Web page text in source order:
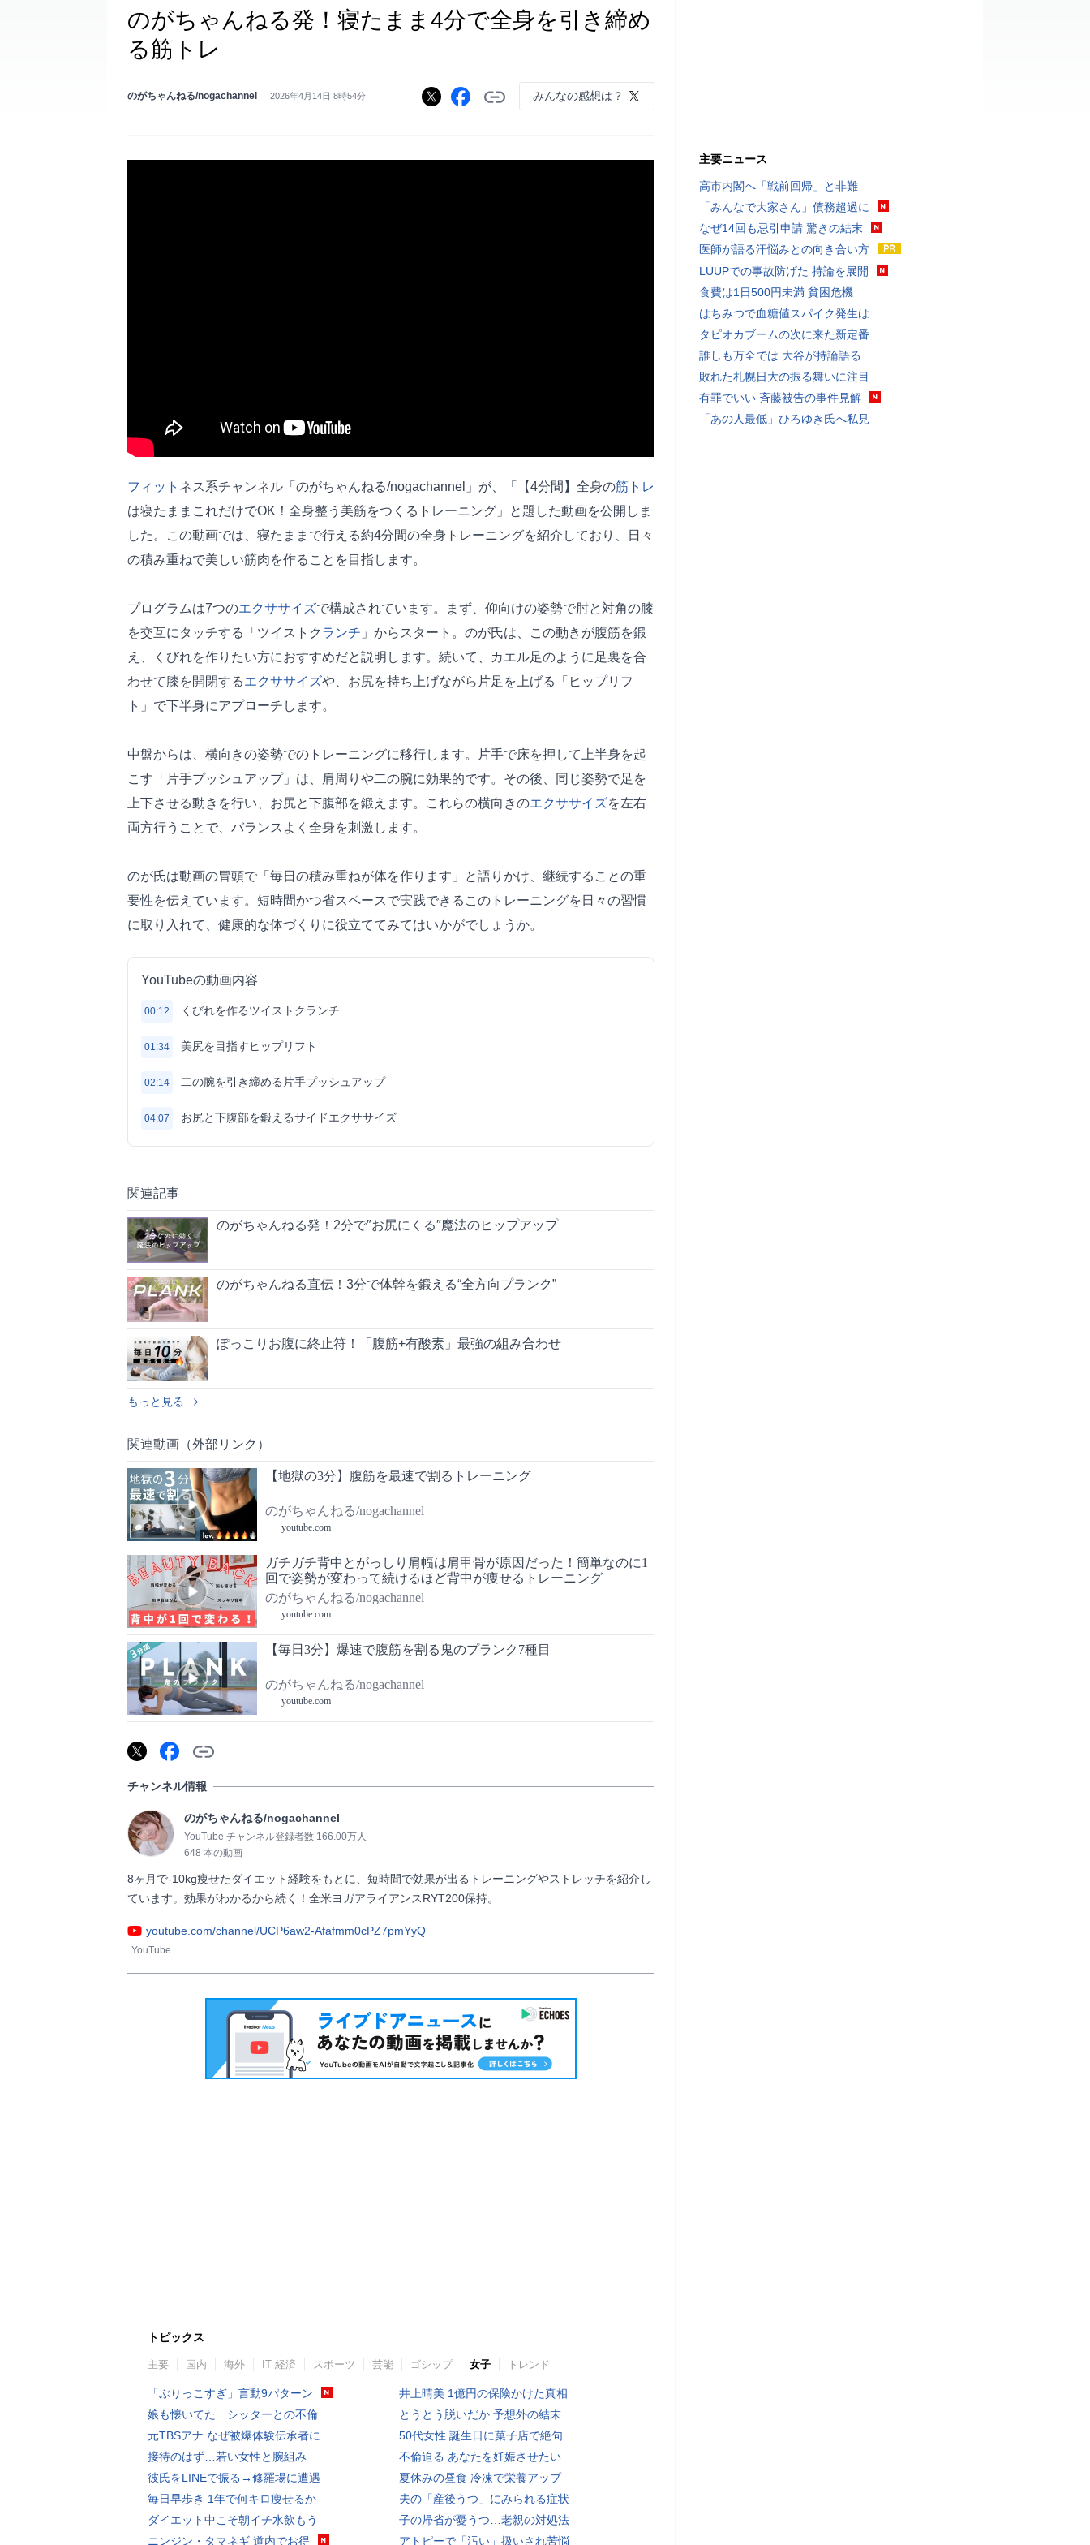
のがちゃんねる発！寝たまま4分で全身を引き締め
る筋トレ
のがちゃんねる/nogachannel 2026年4月14日 8時54分 みんなの感想は？
フィット ネス系チャンネル「のがちゃんねる/nogachannel」が、「【4分間】全身の筋トレ
は寝たままこれだけでOK！全身整う美筋をつくるトレーニング」と題した動画を公開しま
した。この動画では、寝たままで行える約4分間の全身トレーニングを紹介しており、日々
の積み重ねで美しい筋肉を作ることを目指します。
プログラムは7つのエクササイズで構成されています。まず、仰向けの姿勢で肘と対角の膝
を交互にタッチする「ツイストク ランチ 」からスタート。のが氏は、この動きが腹筋を鍛
え、くびれを作りたい方におすすめだと説明します。続いて、カエル足のように足裏を合
わせて膝を開閉するエクササイズや、お尻を持ち上げながら片足を上げる「ヒップリフ
ト」で下半身にアプローチします。
中盤からは、横向きの姿勢でのトレーニングに移行します。片手で床を押して上半身を起
こす「片手プッシュアップ」は、肩周りや二の腕に効果的です。その後、同じ姿勢で足を
上下させる動きを行い、お尻と下腹部を鍛えます。これらの横向きのエクササイズを左右
両方行うことで、バランスよく全身を刺激します。
のが氏は動画の冒頭で「毎日の積み重ねが体を作ります」と語りかけ、継続することの重
要性を伝えています。短時間かつ省スペースで実践できるこのトレーニングを日々の習慣
に取り入れて、健康的な体づくりに役立ててみてはいかがでしょうか。
YouTubeの動画内容
00:12 くびれを作るツイストクランチ
01:34 美尻を目指すヒップリフト
02:14 二の腕を引き締める片手プッシュアップ
04:07 お尻と下腹部を鍛えるサイドエクササイズ
関連記事
のがちゃんねる発！2分で″お尻にくる″魔法のヒップアップ
のがちゃんねる直伝！3分で体幹を鍛える“全方向プランク”
ぽっこりお腹に終止符！「腹筋+有酸素」最強の組み合わせ
もっと見る
関連動画（外部リンク）
【地獄の3分】腹筋を最速で割るトレーニング
のがちゃんねる/nogachannel
youtube.com
ガチガチ背中とがっしり肩幅は肩甲骨が原因だった！簡単なのに1
回で姿勢が変わって続けるほど背中が痩せるトレーニング
のがちゃんねる/nogachannel
youtube.com
【毎日3分】爆速で腹筋を割る鬼のプランク7種目
のがちゃんねる/nogachannel
youtube.com
チャンネル情報
のがちゃんねる/nogachannel
YouTube チャンネル登録者数 166.00万人
648 本の動画
8ヶ月で-10kg痩せたダイエット経験をもとに、短時間で効果が出るトレーニングやストレッチを紹介し
ています。効果がわかるから続く！全米ヨガアライアンスRYT200保持。
youtube.com/channel/UCP6aw2-Afafmm0cPZ7pmYyQ
YouTube
トピックス
主要 国内 海外 IT 経済 スポーツ 芸能 ゴシップ 女子 トレンド
「ぶりっこすぎ」言動9パターン
娘も懐いてた…シッターとの不倫
元TBSアナ なぜ被爆体験伝承者に
接待のはず…若い女性と腕組み
彼氏をLINEで振る→修羅場に遭遇
毎日早歩き 1年で何キロ痩せるか
ダイエット中こそ朝イチ水飲もう
ニンジン・タマネギ 道内でお得
井上晴美 1億円の保険かけた真相
とうとう脱いだか 予想外の結末
50代女性 誕生日に菓子店で絶句
不倫迫る あなたを妊娠させたい
夏休みの昼食 冷凍で栄養アップ
夫の「産後うつ」にみられる症状
子の帰省が憂うつ…老親の対処法
アトピーで「汚い」扱いされ苦悩
主要ニュース
高市内閣へ「戦前回帰」と非難
「みんなで大家さん」債務超過に
なぜ14回も忌引申請 驚きの結末
医師が語る汗悩みとの向き合い方
LUUPでの事故防げた 持論を展開
食費は1日500円未満 貧困危機
はちみつで血糖値スパイク発生は
タピオカブームの次に来た新定番
誰しも万全では 大谷が持論語る
敗れた札幌日大の振る舞いに注目
有罪でいい 斉藤被告の事件見解
「あの人最低」ひろゆき氏へ私見